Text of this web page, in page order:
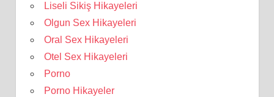
Liseli Sikiş Hikayeleri
Olgun Sex Hikayeleri
Oral Sex Hikayeleri
Otel Sex Hikayeleri
Porno
Porno Hikayeler